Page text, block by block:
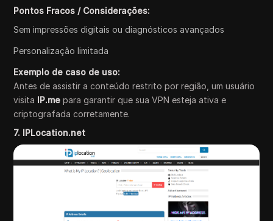
Pontos Fracos / Considerações:
Sem impressões digitais ou diagnósticos avançados
Personalização limitada
Exemplo de caso de uso:
Antes de assistir a conteúdo restrito por região, um usuário
visita IP.me para garantir que sua VPN esteja ativa e
criptografada corretamente.
7. IPLocation.net